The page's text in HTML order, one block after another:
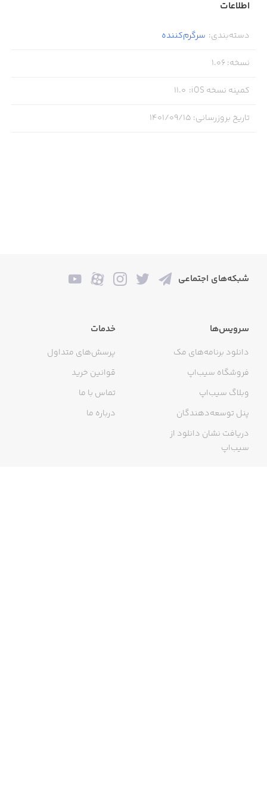
اطلاعات
دسته‌بندی: سرگرم‌کننده
نسخه:
1.06
کمینه نسخه iOS :
11.0
تاریخ بروزرسانی: ۱۴۰۱/۰۹/۱۵
شبکه‌های اجتماعی
سرویس‌ها
دانلود برنامه‌های مک
فروشگاه سیب‌اپ
وبلاگ سیب‌اپ
پنل توسعه‌دهندگان
دریافت نشان دانلود از
سیب‌اپ
خدمات
پرسش‌های متداول
قوانین خرید
تماس با ما
درباره ما